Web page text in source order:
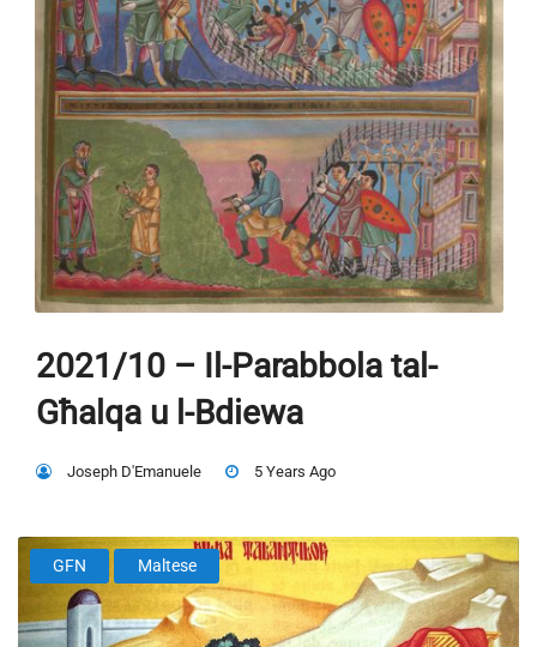
2021/10 – Il-Parabbola tal-
Għalqa u l-Bdiewa
Joseph D'Emanuele 5 Years Ago
GFN Maltese